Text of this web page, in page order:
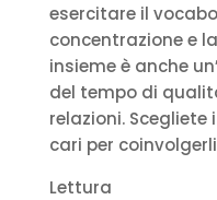
esercitare il
concentrazione e
insieme è anche
del tempo di
relazioni.
cari per
Lettura